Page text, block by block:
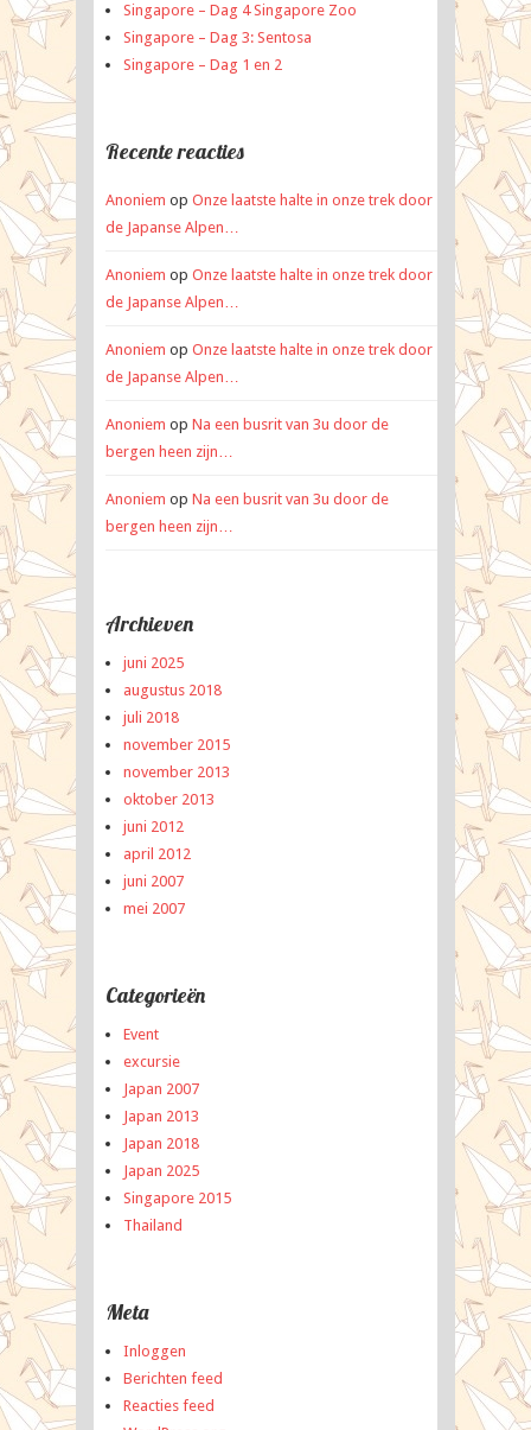
Singapore – Dag 4 Singapore Zoo
Singapore – Dag 3: Sentosa
Singapore – Dag 1 en 2
Recente reacties
Anoniem op Onze laatste halte in onze trek door
de Japanse Alpen…
Anoniem op Onze laatste halte in onze trek door
de Japanse Alpen…
Anoniem op Onze laatste halte in onze trek door
de Japanse Alpen…
Anoniem op Na een busrit van 3u door de
bergen heen zijn…
Anoniem op Na een busrit van 3u door de
bergen heen zijn…
Archieven
juni 2025
augustus 2018
juli 2018
november 2015
november 2013
oktober 2013
juni 2012
april 2012
juni 2007
mei 2007
Categorieën
Event
excursie
Japan 2007
Japan 2013
Japan 2018
Japan 2025
Singapore 2015
Thailand
Meta
Inloggen
Berichten feed
Reacties feed